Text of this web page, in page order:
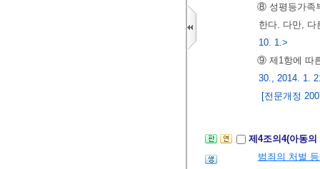
⑧ 성평등가족
한다. 다만, 다
10. 1.>
⑨ 제1항에 따
30., 2014. 1.
[전문개정
제4조의4(아동
범죄의 처벌